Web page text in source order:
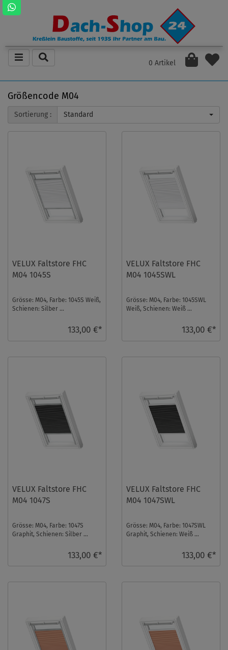
0 Artikel
Größencode M04
Sortierung : Standard
VELUX Faltstore FHC
M04 1045S
Grösse: M04, Farbe: 1045S Weiß,
Schienen: Silber ...
133,00 €*
VELUX Faltstore FHC
M04 1045SWL
Grösse: M04, Farbe: 1045SWL
Weiß, Schienen: Weiß ...
133,00 €*
VELUX Faltstore FHC
M04 1047S
Grösse: M04, Farbe: 1047S
Graphit, Schienen: Silber ...
133,00 €*
VELUX Faltstore FHC
M04 1047SWL
Grösse: M04, Farbe: 1047SWL
Graphit, Schienen: Weiß ...
133,00 €*